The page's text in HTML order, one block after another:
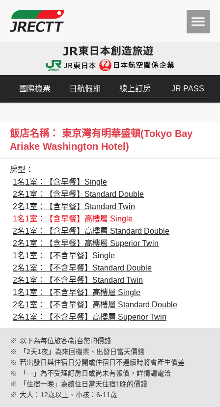
創造旅遊
國際機票 日航假期 線上訂房 JR PASS
飯店名稱： 東京灣有明華盛頓(Tokyo Bay
Ariake Washington Hotel)
房型：
1名1室：【含早餐】Single
2名1室：【含早餐】Standard Double
2名1室：【含早餐】Standard Twin
1名1室：【含早餐】高樓層 Single
2名1室：【含早餐】高樓層 Standard Double
2名1室：【含早餐】高樓層 Superior Twin
1名1室：【不含早餐】Single
2名1室：【不含早餐】Standard Double
2名1室：【不含早餐】Standard Twin
1名1室：【不含早餐】高樓層 Single
2名1室：【不含早餐】高樓層 Standard Double
2名1室：【不含早餐】高樓層 Superior Twin
※ 以下為每位旅客/新台幣的價錢
※
「2天1夜」為來回機票、出發日當天價錢
※ 若出發日與住宿日分開或住宿日不連續時將會產生價差
※
「- -」為不受理訂房日或尚未有報價，詳情請電洽
※
「住宿一晚」為續住日當天住宿1晚的價錢
※ 大人：12歲以上、小孩：6-11歲